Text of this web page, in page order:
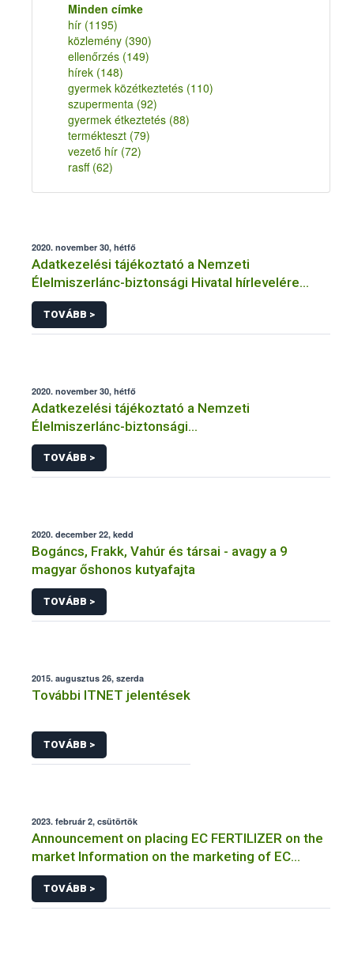
Minden címke
hír (1195)
közlemény (390)
ellenőrzés (149)
hírek (148)
gyermek közétkeztetés (110)
szupermenta (92)
gyermek étkeztetés (88)
termékteszt (79)
vezető hír (72)
rasff (62)
2020. november 30, hétfő
Adatkezelési tájékoztató a Nemzeti
Élelmiszerlánc-biztonsági Hivatal hírlevelére
történő regisztrációhoz kapcsolódó
adatkezelések vonatkozásában
TOVÁBB >
2020. november 30, hétfő
Adatkezelési tájékoztató a Nemzeti
Élelmiszerlánc-biztonsági
Hivatal tevékenységéhez kötődő érintetti jogok
gyakorlásával összefüggő adatkezeléseihez
TOVÁBB >
2020. december 22, kedd
Bogáncs, Frakk, Vahúr és társai - avagy a 9
magyar őshonos kutyafajta
TOVÁBB >
2015. augusztus 26, szerda
További ITNET jelentések
TOVÁBB >
2023. február 2, csütörtök
Announcement on placing EC FERTILIZER on the
market Information on the marketing of EC
FERTILIZER and the application for a certificate
TOVÁBB >